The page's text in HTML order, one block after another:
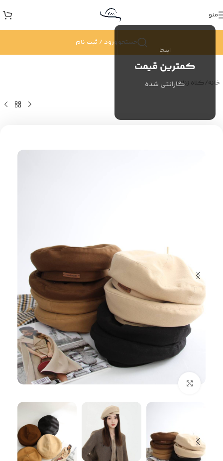
اینجا
کمترین قیمت
گارانتی شده
منو
جستجوورود / ثبت نام
خانه/کلاه زنانه
بزرگنمایی تصویر